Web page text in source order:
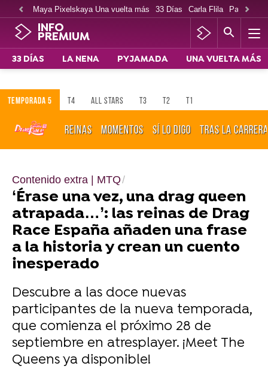
Maya Pixelskaya Una vuelta más 33 Días Carla Flila Paco
INFO
PREMIUM
33 DÍAS LA NENA PYJAMADA UNA VUELTA MÁS
TEMPORADA 5 T4 ALL STARS T3 T2 T1
REINAS MOMENTOS SÍ LO DIGO TRAS LA CARRERA
Contenido extra | MTQ
‘Érase una vez, una drag queen
atrapada…’: las reinas de Drag
Race España añaden una frase
a la historia y crean un cuento
inesperado
Descubre a las doce nuevas
participantes de la nueva temporada,
que comienza el próximo 28 de
septiembre en atresplayer. ¡Meet The
Queens ya disponible!